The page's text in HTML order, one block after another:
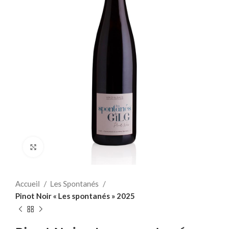
Click to enlarge
Accueil
Les Spontanés
Pinot Noir « Les spontanés » 2025